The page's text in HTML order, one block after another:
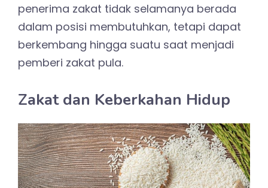
penerima zakat tidak selamanya berada
dalam posisi membutuhkan, tetapi dapat
berkembang hingga suatu saat menjadi
pemberi zakat pula.
Zakat dan Keberkahan Hidup